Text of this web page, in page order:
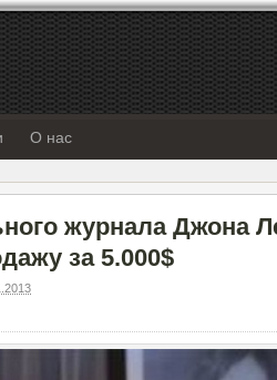
О нас
журнала Джона
за 5.000$